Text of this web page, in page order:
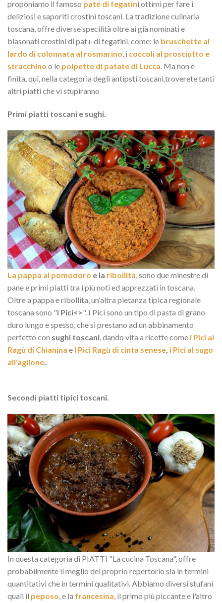
proponiamo il famoso paté di fegatiniottimi per fare i
deliziosi e saporiti crostini toscani. La tradizione culinaria
toscana, offre diverse specilità oltre ai già nominati e
blasonati crostini di pat+ di fegatini, come: le bruschette al
lardo di colonnata al rosmarino, i coccoli al prosciutto e
stracchino o le polpette di patate di Lucca. Ma non è
finita, qui, nella categoria degli antipsti toscani,troverete tanti
altri piatti che vi stupiranno
Primi piatti toscani e sughi.
La pappa al pomodoro e la ribollita, sono due minestre di
pane e primi piatti tra i più noti ed apprezzati in toscana.
Oltre a pappa e ribollita, un'altra pietanza tipica regionale
toscana sono "i Pici<>". I Pici sono un tipo di pasta di grano
duro lungo e spesso, che si prestano ad un abbinamento
perfetto con sughi toscani, dando vita a ricette come i Pici al
Ragù di Chianina e I Pici Ragù di cinta senese, i Pici al sugo
all'aglione..
Secondi piatti tipici toscani.
In questa categoria di PIATTI "La cucina Toscana", offre
probabilmente il meglio del proprio repertorio sia in termini
quantitativi che in termini qualitativi. Abbiamo diversi stufani
quali il peposo, e la francesina, il primo più piccante e l'altro